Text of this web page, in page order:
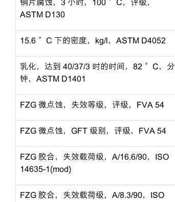
铜片腐蚀，3 小时，100 °C，评级，
ASTM D130
15.6 °C 下的密度，kg/l，ASTM D4052
乳化，达到 40/37/3 时的时间，82 °C，分
钟，ASTM D1401
FZG 微点蚀，失效等级，评级，FVA 54
FZG 微点蚀，GFT 级别，评级，FVA 54
FZG 胶合，失效载荷级，A/16.6/90，ISO
14635-1(mod)
FZG 胶合，失效载荷级，A/8.3/90，ISO